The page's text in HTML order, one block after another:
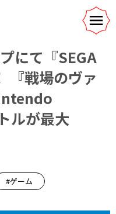
にて『SEGA
『戦場のヴァ
ルが最大
#ゲーム